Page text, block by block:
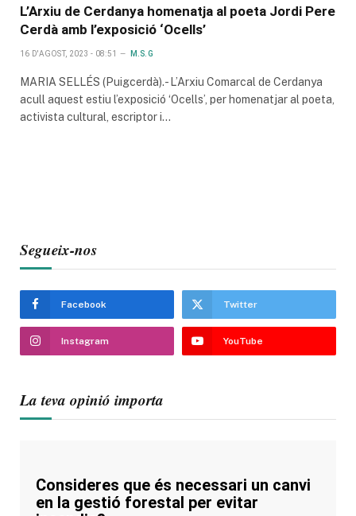
L’Arxiu de Cerdanya homenatja al poeta Jordi Pere
Cerdà amb l’exposició ‘Ocells’
16 D'AGOST, 2023 - 08:51 M.S.G
MARIA SELLÉS (Puigcerdà).- L’Arxiu Comarcal de Cerdanya
acull aquest estiu l’exposició ‘Ocells’, per homenatjar al poeta,
activista cultural, escriptor i…
Segueix-nos
Facebook Twitter
Instagram YouTube
La teva opinió importa
Consideres que és necessari un canvi
en la gestió forestal per evitar